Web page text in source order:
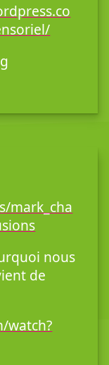
mark_cha
nous
de
watch?